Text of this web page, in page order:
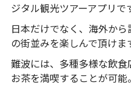
ジタル観光ツアーアプリで
日本だけでなく、海外か
の街並みを楽しんで頂けま
難波には、多種多様な飲食
お茶を満喫することが可能